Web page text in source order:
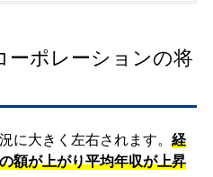
ーポレーションの将
に大きく左右されます。 経
額が上がり平均年収が上昇